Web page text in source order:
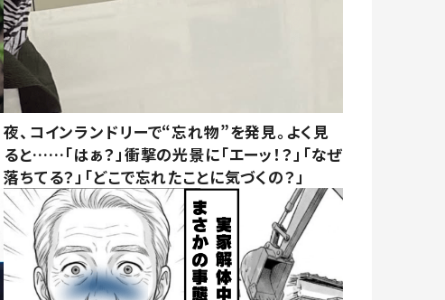
夜、コインランドリーで“忘れ物”を発見。よく見
ると……「はぁ？」衝撃の光景に「エーッ！？」「なぜ
落ちてる？」「どこで忘れたことに気づくの？」